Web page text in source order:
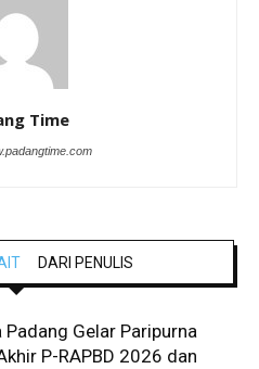
Time
DARI PENULIS
Padang Gelar Paripurna
P-RAPBD 2026 dan